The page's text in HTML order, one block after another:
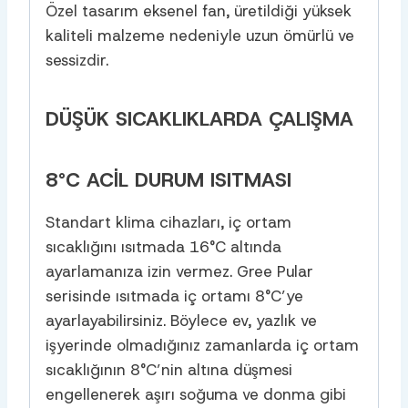
Özel tasarım eksenel fan, üretildiği yüksek
kaliteli malzeme nedeniyle uzun ömürlü ve
sessizdir.
DÜŞÜK SICAKLIKLARDA ÇALIŞMA
8°C ACIL DURUM ISITMASI
Standart klima cihazları, iç ortam
sıcaklığını ısıtmada 16°C altında
ayarlamanıza izin vermez. Gree Pular
serisinde ısıtmada iç ortamı 8°C’ye
ayarlayabilirsiniz. Böylece ev, yazlık ve
işyerinde olmadığınız zamanlarda iç ortam
sıcaklığının 8°C’nin altına düşmesi
engellenerek aşırı soğuma ve donma gibi